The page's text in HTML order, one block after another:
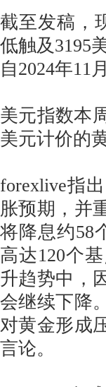
截至发稿，
低触及3195
自2024年11
美元指数本
美元计价的
forexlive指
胀预期，并
将降息约58
高达120个
升趋势中，
会继续下降
对黄金形成
言论。